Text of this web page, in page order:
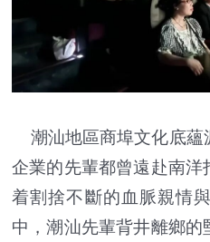
潮汕地區商埠文化底蘊
企業的先輩都曾遠赴南
着割捨不斷的血脈親情
中，潮汕先輩背井離鄉的